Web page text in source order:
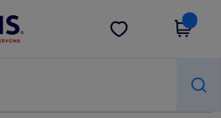
Hent app